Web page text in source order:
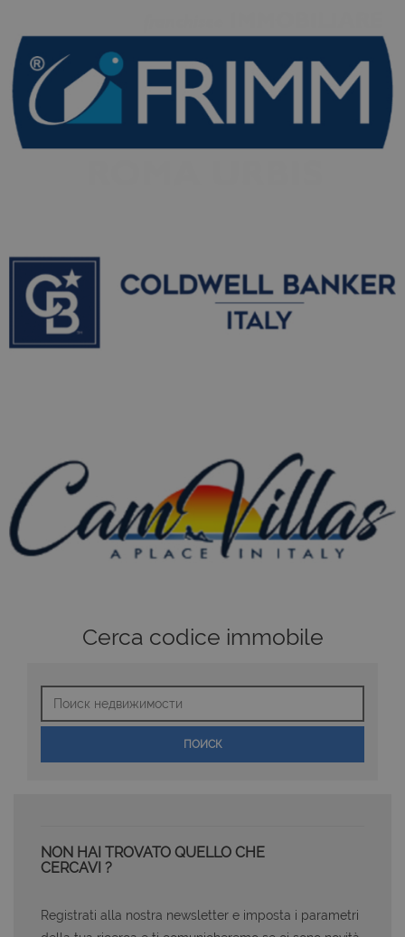
Cerca codice immobile
недвижимости
ПОИСК
NON HAI TROVATO QUELLO CHE
CERCAVI ?
Registrati alla nostra newsletter e imposta i parametri